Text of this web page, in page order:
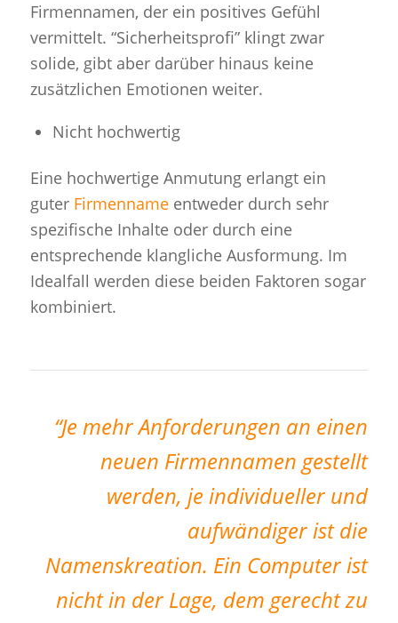
Firmennamen, der ein positives Gefühl
vermittelt. “Sicherheitsprofi” klingt zwar
solide, gibt aber darüber hinaus keine
zusätzlichen Emotionen weiter.
Nicht hochwertig
Eine hochwertige Anmutung erlangt ein
guter Firmennameentweder durch sehr
spezifische Inhalte oder durch eine
entsprechende klangliche Ausformung. Im
Idealfall werden diese beiden Faktoren sogar
kombiniert.
“Je mehr Anforderungen an einen
neuen Firmennamen gestellt
werden, je individueller und
aufwändiger ist die
Namenskreation. Ein Computer ist
nicht in der Lage, dem gerecht zu